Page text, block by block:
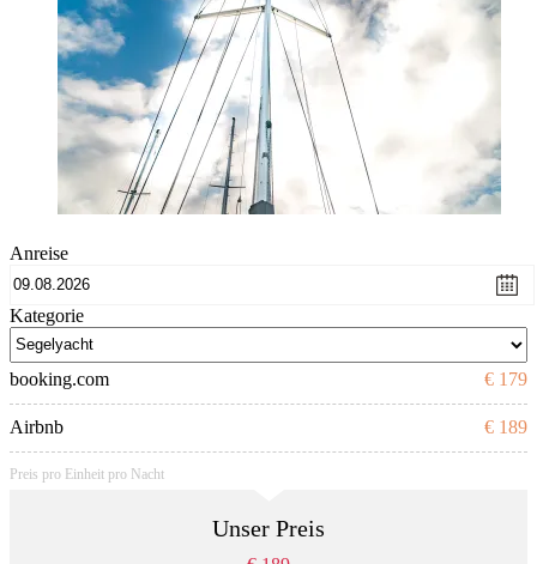
Anreise
Kategorie
booking.com € 179
Airbnb € 189
Preis pro Einheit pro Nacht
Unser Preis